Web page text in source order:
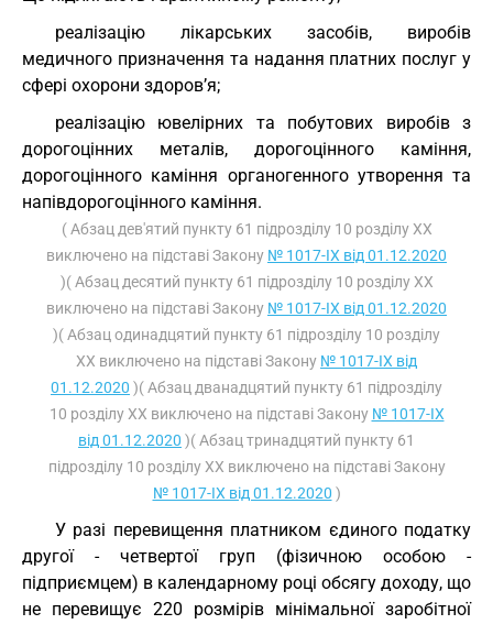
реалізацію лікарських засобів, виробів
медичного призначення та надання платних послуг у
сфері охорони здоров’я;
реалізацію ювелірних та побутових виробів з
дорогоцінних металів, дорогоцінного каміння,
дорогоцінного каміння органогенного утворення та
напівдорогоцінного каміння.
( Абзац дев'ятий пункту 61 підрозділу 10 розділу ХХ
виключено на підставі Закону № 1017-IX від 01.12.2020
)( Абзац десятий пункту 61 підрозділу 10 розділу ХХ
виключено на підставі Закону № 1017-IX від 01.12.2020
)( Абзац одинадцятий пункту 61 підрозділу 10 розділу
ХХ виключено на підставі Закону № 1017-IX від
01.12.2020 )( Абзац дванадцятий пункту 61 підрозділу
10 розділу ХХ виключено на підставі Закону № 1017-IX
від 01.12.2020 )( Абзац тринадцятий пункту 61
підрозділу 10 розділу ХХ виключено на підставі Закону
№ 1017-IX від 01.12.2020 )
У разі перевищення платником єдиного податку
другої - четвертої груп (фізичною особою -
підприємцем) в календарному році обсягу доходу, що
не перевищує 220 розмірів мінімальної заробітної